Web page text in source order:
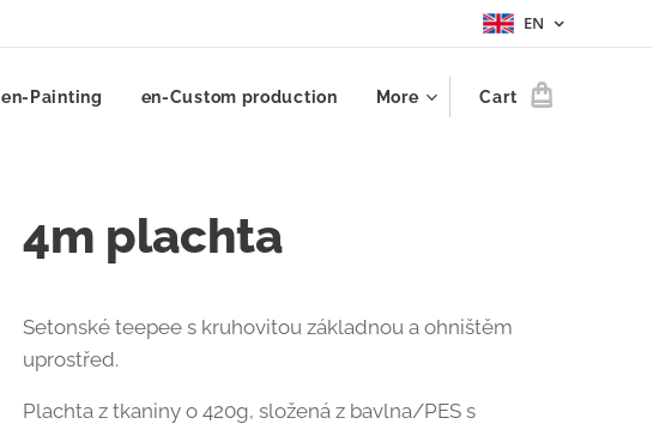
EN
en-Painting en-Custom production More Cart
4m plachta
Setonské teepee s kruhovitou základnou a ohništěm
uprostřed.
Plachta z tkaniny o 420g, složená z bavlna/PES s